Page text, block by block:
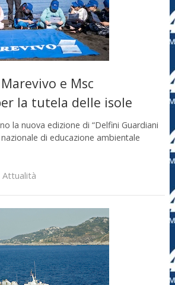
e Msc
la tutela delle isole
la nuova edizione di “Delfini Guardiani
di educazione ambientale
Attualità